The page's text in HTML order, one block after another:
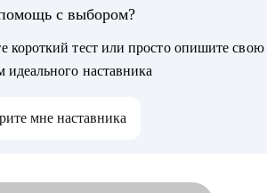
ЦФТ,
с выбором?
короткий тест или просто опишите
идеального наставника
мне наставника